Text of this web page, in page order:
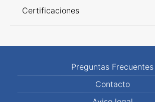
Certificaciones
Preguntas Frecuentes
Contacto